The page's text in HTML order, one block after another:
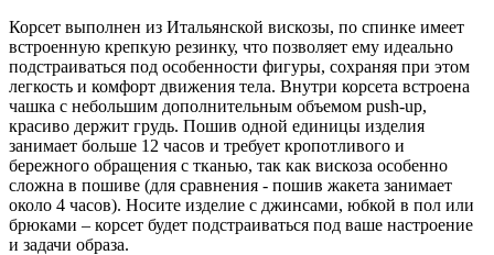
Корсет выполнен из Итальянской вискозы, по спинке имеет
встроенную крепкую резинку, что позволяет ему идеально
подcтраиваться под особенности фигуры, сохраняя при этом
легкость и комфорт движения тела. Внутри корсета встроена
чашка с небольшим дополнительным объемом push-up,
красиво держит грудь. Пошив одной единицы изделия
занимает больше 12 часов и требует кропотливого и
бережного обращения с тканью, так как вискоза особенно
сложна в пошиве (для сравнения - пошив жакета занимает
около 4 часов). Носите изделие с джинсами, юбкой в пол или
брюками – корсет будет подстраиваться под ваше настроение
и задачи образа.